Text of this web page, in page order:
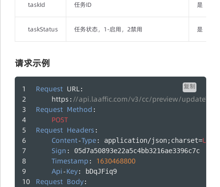
taskId 任务ID 是
taskStatus 任务状态，1-启用，2禁用 是
请求示例
复制
Request URL:
https : //api.laaffic.com/v3/cc/preview/
Request Method :
POST
Request Headers :
Content-Type: application/json;charset=UTF
Sign : 05d7a50893e22a5c4bb3216ae3396c7c
Timestamp : 1630468800
Api-Key: bDqJFiq9
Request Body: